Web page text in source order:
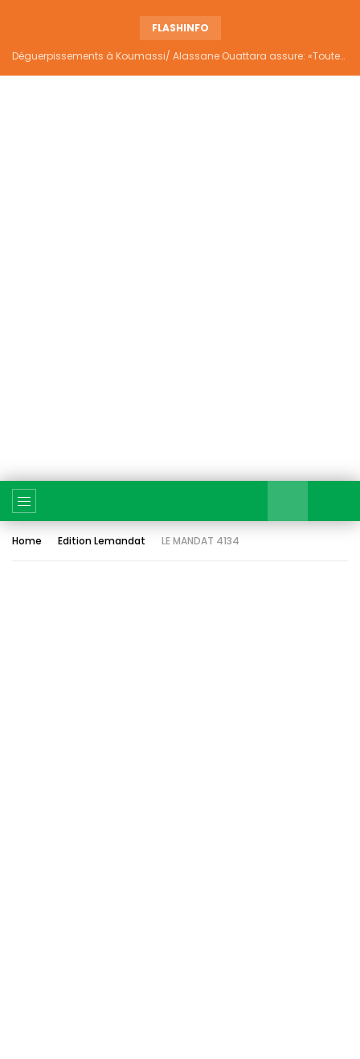
FLASHINFO
Déguerpissements à Koumassi/ Alassane Ouattara assure: «Toutes les responsabilités seront établies et elles donneront lieu aux sanctions prévues par la loi»
Home Edition Lemandat LE MANDAT 4134